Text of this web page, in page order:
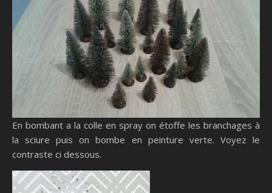
En bombant a la colle en spray on étoffe les branchages à
la sciure puis on bombe en peinture verte. Voyez le
contraste ci dessous.